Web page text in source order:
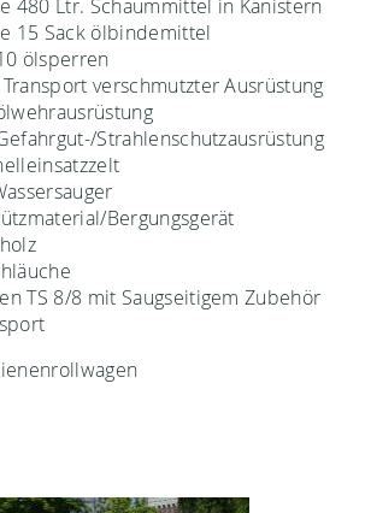
480 Ltr. Schaummittel in Kanistern
15 Sack ölbindemittel
ölsperren
verschmutzter Ausrüstung
Strahlenschutzausrüstung
Bergungsgerät
TS 8/8 mit Saugseitigem Zubehör